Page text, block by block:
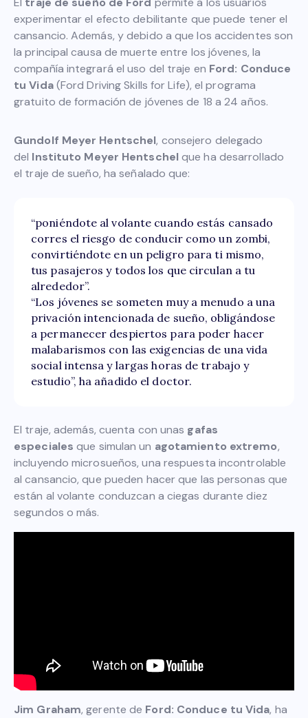
experimentar el efecto debilitante que puede tener el
cansancio. Además, y debido a que los accidentes son
la principal causa de muerte entre los jóvenes, la
compañía integrará el uso del traje en Ford: Conduce
tu Vida(Ford Driving Skills for Life), el programa
gratuito de formación de jóvenes de 18 a 24 años.
Gundolf Meyer Hentschel, consejero delegado
del Instituto Meyer Hentschelque ha desarrollado
el traje de sueño, ha señalado que:
“poniéndote al volante cuando estás cansado
corres el riesgo de conducir como un zombi,
convirtiéndote en un peligro para ti mismo,
tus pasajeros y todos los que circulan a tu
alrededor”.
“Los jóvenes se someten muy a menudo a una
privación intencionada de sueño, obligándose
a permanecer despiertos para poder hacer
malabarismos con las exigencias de una vida
social intensa y largas horas de trabajo y
estudio”, ha añadido el doctor.
El traje, además, cuenta con unas gafas
especiales que simulan un agotamiento extremo,
incluyendo microsueños, una respuesta incontrolable
al cansancio, que pueden hacer que las personas que
están al volante conduzcan a ciegas durante diez
segundos o más.
Jim Graham, gerente de Ford: Conduce tu Vida, ha